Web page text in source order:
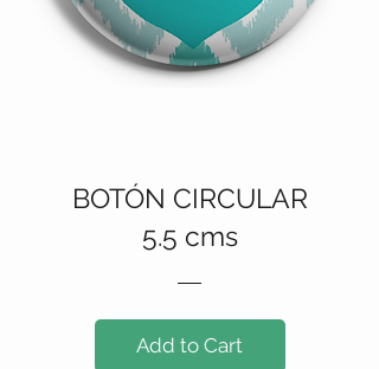
BOTÓN CIRCULAR
5.5 cms
Add to Cart